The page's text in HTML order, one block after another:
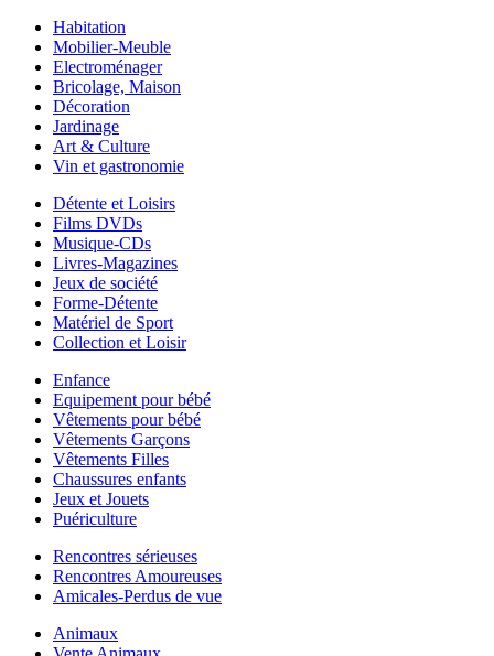
Habitation
Mobilier-Meuble
Electroménager
Bricolage, Maison
Décoration
Jardinage
Art & Culture
Vin et gastronomie
Détente et Loisirs
Films DVDs
Musique-CDs
Livres-Magazines
Jeux de société
Forme-Détente
Matériel de Sport
Collection et Loisir
Enfance
Equipement pour bébé
Vêtements pour bébé
Vêtements Garçons
Vêtements Filles
Chaussures enfants
Jeux et Jouets
Puériculture
Rencontres sérieuses
Rencontres Amoureuses
Amicales-Perdus de vue
Animaux